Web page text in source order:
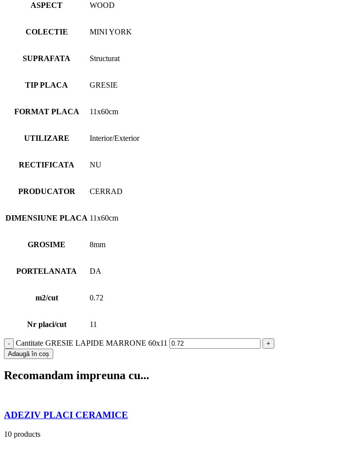
ASPECT WOOD
COLECTIE MINI YORK
SUPRAFATA Structurat
TIP PLACA GRESIE
FORMAT PLACA 11x60cm
UTILIZARE Interior/Exterior
RECTIFICATA NU
PRODUCATOR CERRAD
DIMENSIUNE PLACA 11x60cm
GROSIME 8mm
PORTELANATA DA
m2/cut 0.72
Nr placi/cut 11
Cantitate GRESIE LAPIDE MARRONE 60x11
Adaugă în coș
Recomandam impreuna cu...
ADEZIV PLACI CERAMICE
10 products